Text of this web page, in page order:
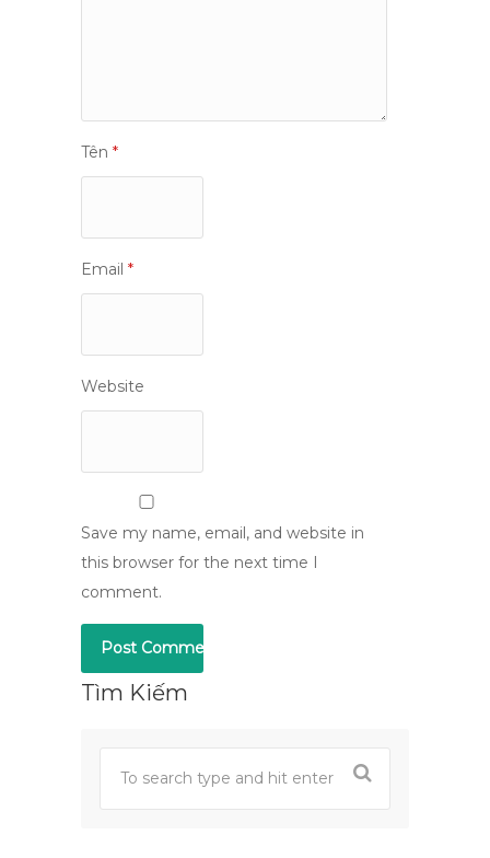
Tên *
Email *
Website
Save my name, email, and website in
this browser for the next time I
comment.
Tìm Kiếm